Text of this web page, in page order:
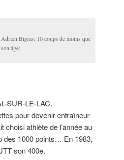
Adrien Bigras: 10 coups de moins que
son âge!
SUR-LE-LAC.
pour devenir entraîneur-
athlète de l’année au
des 1000 points… En 1983,
son 400e.